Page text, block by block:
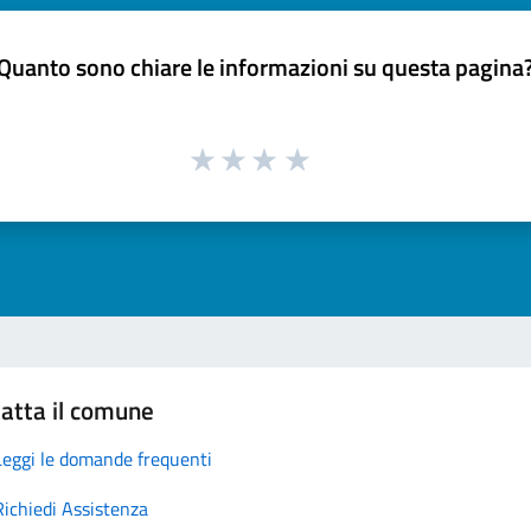
sono chiare le informazioni su questa
il comune
le domande frequenti
Assistenza